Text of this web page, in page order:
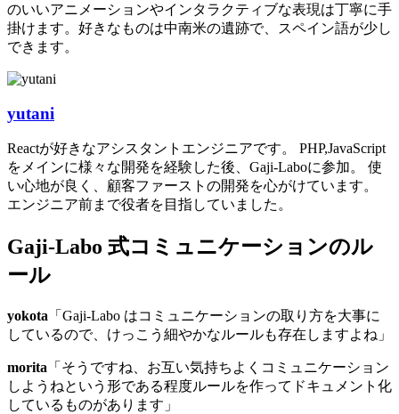
のいいアニメーションやインタラクティブな表現は丁寧に手
掛けます。好きなものは中南米の遺跡で、スペイン語が少し
できます。
yutani
Reactが好きなアシスタントエンジニアです。 PHP,JavaScript
をメインに様々な開発を経験した後、Gaji-Laboに参加。 使
い心地が良く、顧客ファーストの開発を心がけています。
エンジニア前まで役者を目指していました。
Gaji-Labo 式コミュニケーションのル
ール
yokota 「Gaji-Labo はコミュニケーションの取り方を大事に
しているので、けっこう細やかなルールも存在しますよね」
morita 「そうですね、お互い気持ちよくコミュニケーション
しようねという形である程度ルールを作ってドキュメント化
しているものがあります」